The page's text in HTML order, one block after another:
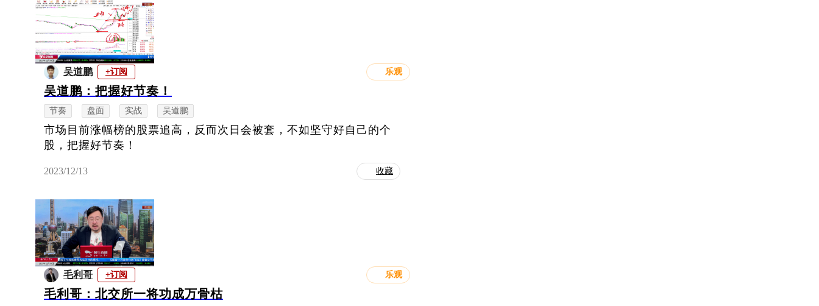
吴道鹏 +订阅 乐观
吴道鹏：把握好节奏！
节奏 盘面 实战 吴道鹏
市场目前涨幅榜的股票追高，反而次日会被套，不如坚守好自己的个
股，把握好节奏！
2023/12/13 收藏
毛利哥 +订阅 乐观
毛利哥：北交所一将功成万骨枯